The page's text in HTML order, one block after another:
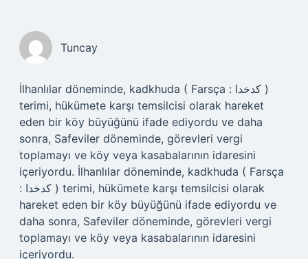
Tuncay
İlhanlılar döneminde, kadkhuda ( Farsça : کدخدا )
terimi, hükümete karşı temsilcisi olarak hareket
eden bir köy büyüğünü ifade ediyordu ve daha
sonra, Safeviler döneminde, görevleri vergi
toplamayı ve köy veya kasabalarının idaresini
içeriyordu. İlhanlılar döneminde, kadkhuda ( Farsça
: کدخدا ) terimi, hükümete karşı temsilcisi olarak
hareket eden bir köy büyüğünü ifade ediyordu ve
daha sonra, Safeviler döneminde, görevleri vergi
toplamayı ve köy veya kasabalarının idaresini
içeriyordu.